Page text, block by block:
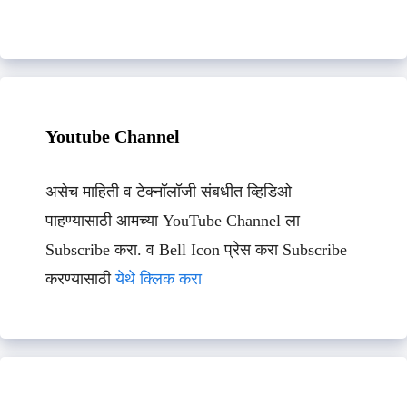
Youtube Channel
असेच माहिती व टेक्नॉलॉजी संबधीत व्हिडिओ
पाहण्यासाठी आमच्या YouTube Channel ला
Subscribe करा. व Bell Icon प्रेस करा Subscribe
करण्यासाठीयेथे क्लिक करा